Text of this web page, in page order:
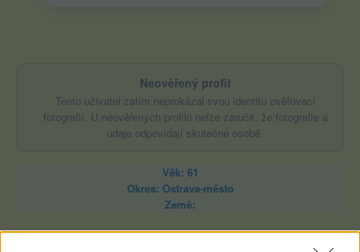
Neověřený profil
Tento uživatel zatím neprokázal svou identitu ověřovací
fotografií. U neověřených profilů nelze zaručit, že fotografie a
údaje odpovídají skutečné osobě.
Věk: 61
Okres: Ostrava-město
Země:
Kontakt